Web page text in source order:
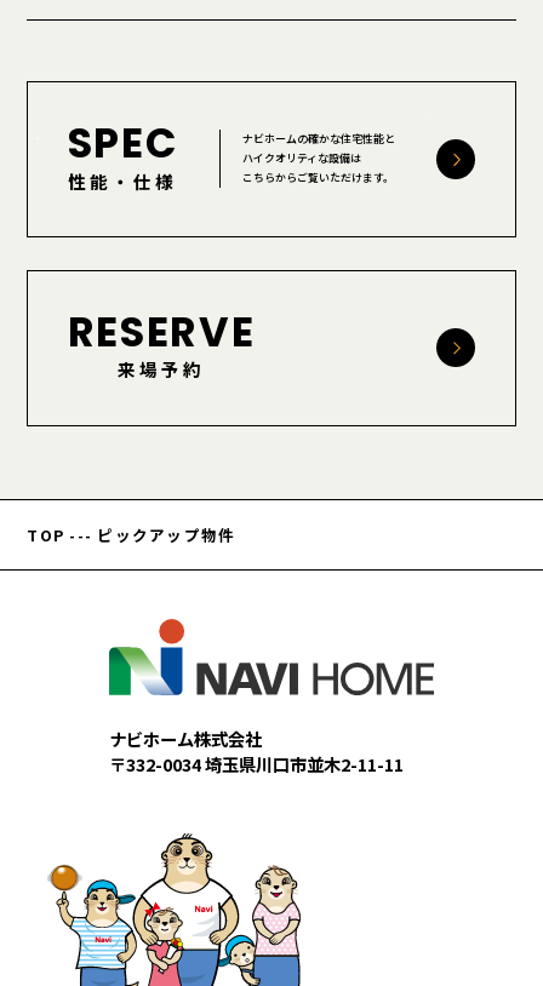
SPEC
性能・仕様
ナビホームの確かな住宅性能と
ハイクオリティな設備は
こちらからご覧いただけます。
RESERVE
来場予約
TOP --- ピックアップ物件
ナビホーム株式会社
〒332-0034 埼玉県川口市並木2-11-11